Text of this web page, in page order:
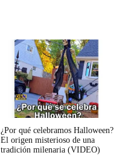
¿Por qué celebramos Halloween?
El origen misterioso de una
tradición milenaria (VIDEO)